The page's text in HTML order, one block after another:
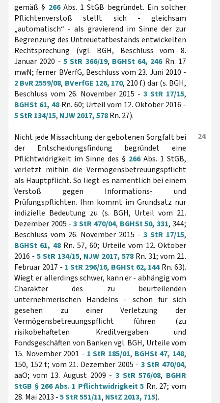
gemäß § 266Abs. 1 StGB begründet. Ein solcher
Pflichtenverstoß stellt sich - gleichsam
„automatisch“ - als gravierend im Sinne der zur
Begrenzung des Untreuetatbestands entwickelten
Rechtsprechung (vgl. BGH, Beschluss vom 8.
Januar 2020 - 5 StR 366/19, BGHSt 64, 246Rn. 17
mwN; ferner BVerfG, Beschluss vom 23. Juni 2010 -
2 BvR 2559/08, BVerfGE 126, 170, 210 f.) dar (s. BGH,
Beschluss vom 26. November 2015 - 3 StR 17/15,
BGHSt 61, 48Rn. 60; Urteil vom 12. Oktober 2016 -
5 StR 134/15, NJW 2017, 578Rn. 27).
24
Nicht jede Missachtung der gebotenen Sorgfalt bei
der Entscheidungsfindung begründet eine
Pflichtwidrigkeit im Sinne des § 266Abs. 1 StGB,
verletzt mithin die Vermögensbetreuungspflicht
als Hauptpflicht. So liegt es namentlich bei einem
Verstoß gegen Informations- und
Prüfungspflichten. Ihm kommt im Grundsatz nur
indizielle Bedeutung zu (s. BGH, Urteil vom 21.
Dezember 2005 -3 StR 470/04, BGHSt 50, 331, 344;
Beschluss vom 26. November 2015 - 3 StR 17/15,
BGHSt 61, 48Rn. 57, 60; Urteile vom 12. Oktober
2016 -5 StR 134/15, NJW 2017, 578Rn. 31; vom 21.
Februar 2017 - 1 StR 296/16, BGHSt 62, 144Rn. 63).
Wiegt er allerdings schwer, kann er - abhängig vom
Charakter des zu beurteilenden
unternehmerischen Handelns - schon für sich
gesehen zu einer Verletzung der
Vermögensbetreuungspflicht führen (zu
risikobehafteten Kreditvergaben und
Fondsgeschäften von Banken vgl. BGH, Urteile vom
15. November 2001 - 1 StR 185/01, BGHSt 47, 148,
150, 152 f.; vom 21. Dezember 2005 - 3 StR 470/04,
aaO; vom 13. August 2009 - 3 StR 576/08, BGHR
StGB § 266 Abs. 1 Pflichtwidrigkeit 5 Rn. 27; vom
28. Mai 2013 -5 StR 551/11, NStZ 2013, 715).